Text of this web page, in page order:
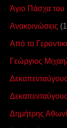
Άγιο Πάσχα του
Ανακοινώσεις
Από το
Γεώργιος
Δημήτρης